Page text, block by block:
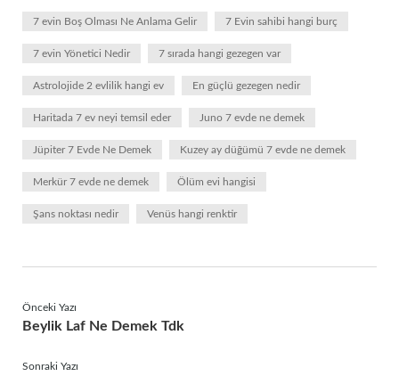
7 evin Boş Olması Ne Anlama Gelir 7 Evin sahibi hangi burç
7 evin Yönetici Nedir 7 sırada hangi gezegen var
Astrolojide 2 evlilik hangi ev En güçlü gezegen nedir
Haritada 7 ev neyi temsil eder Juno 7 evde ne demek
Jüpiter 7 Evde Ne Demek Kuzey ay düğümü 7 evde ne demek
Merkür 7 evde ne demek Ölüm evi hangisi
Şans noktası nedir Venüs hangi renktir
Önceki Yazı
Beylik Laf Ne Demek Tdk
Sonraki Yazı